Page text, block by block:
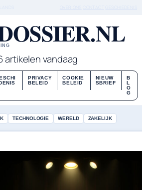
artikelen vandaag
PRIVACY
BELEID
COOKIE
BELEID
NIEUW
SBRIEF
B
L
O
G
TECHNOLOGIE WERELD ZAKELIJK